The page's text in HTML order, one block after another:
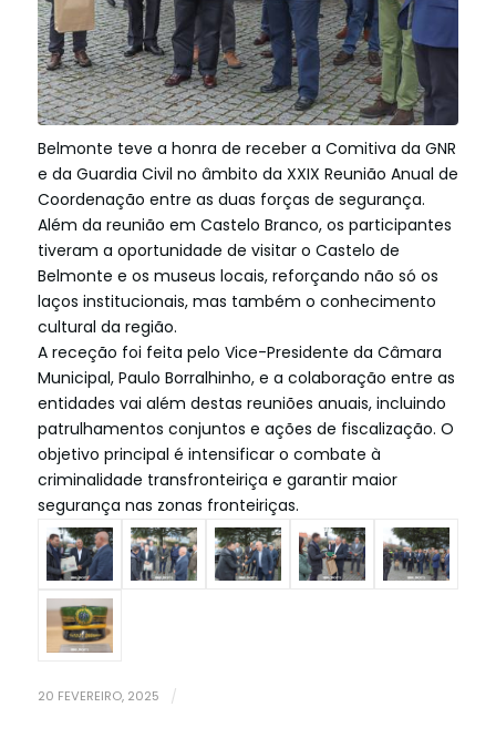
Belmonte teve a honra de receber a Comitiva da GNR
e da Guardia Civil no âmbito da XXIX Reunião Anual de
Coordenação entre as duas forças de segurança.
Além da reunião em Castelo Branco, os participantes
tiveram a oportunidade de visitar o Castelo de
Belmonte e os museus locais, reforçando não só os
laços institucionais, mas também o conhecimento
cultural da região.
A receção foi feita pelo Vice-Presidente da Câmara
Municipal, Paulo Borralhinho, e a colaboração entre as
entidades vai além destas reuniões anuais, incluindo
patrulhamentos conjuntos e ações de fiscalização. O
objetivo principal é intensificar o combate à
criminalidade transfronteiriça e garantir maior
segurança nas zonas fronteiriças.
20 FEVEREIRO, 2025 /